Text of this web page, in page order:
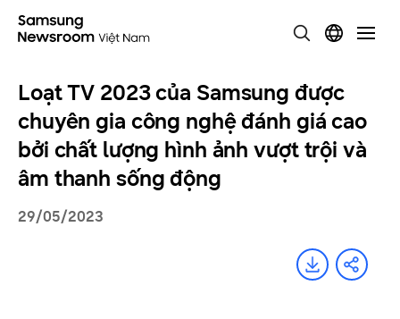
Loạt TV 2023 của Samsung được
chuyên gia công nghệ đánh giá cao
bởi chất lượng hình ảnh vượt trội và
âm thanh sống động
29/05/2023